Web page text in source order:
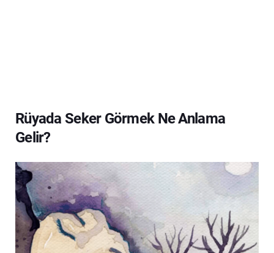
Rüyada Seker Görmek Ne Anlama
Gelir?